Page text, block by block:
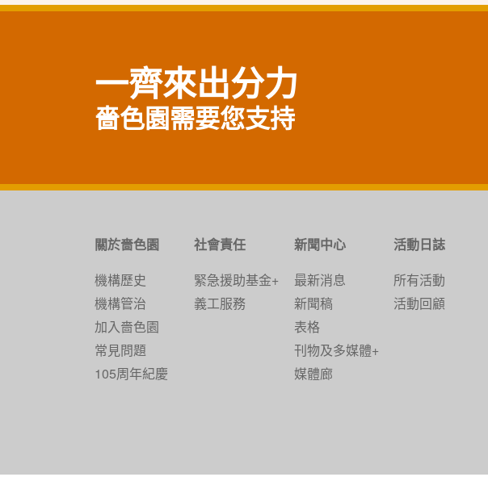
一齊來出分力
嗇色園需要您支持
關於嗇色園
機構歷史
機構管治
加入嗇色園
常見問題
105周年紀慶
社會責任
緊急援助基金+
義工服務
新聞中心
最新消息
新聞稿
表格
刊物及多媒體+
媒體廊
活動日誌
所有活動
活動回顧